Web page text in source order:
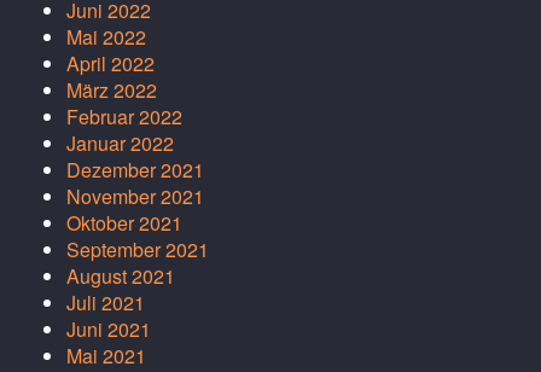
Juni 2022
Mai 2022
April 2022
März 2022
Februar 2022
Januar 2022
Dezember 2021
November 2021
Oktober 2021
September 2021
August 2021
Juli 2021
Juni 2021
Mai 2021